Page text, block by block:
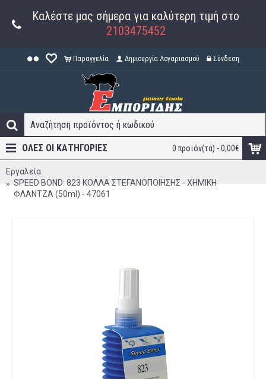
Καλέστε μας σήμερα για καλύτερη τιμή στο
2103475452
Παραγγελία Δημιουργία Λογαριασμού Σύνδεση
0 προϊόν(τα) - 0,00€
ΟΛΕΣ ΟΙ ΚΑΤΗΓΟΡΊΕΣ
Εργαλεία
SPEED BOND: 823 ΚΟΛΛΑ ΣΤΕΓΑΝΟΠΟΙΗΣΗΣ - ΧΗΜΙΚΗ
ΦΛΑΝΤΖΑ (50ml) - 47061